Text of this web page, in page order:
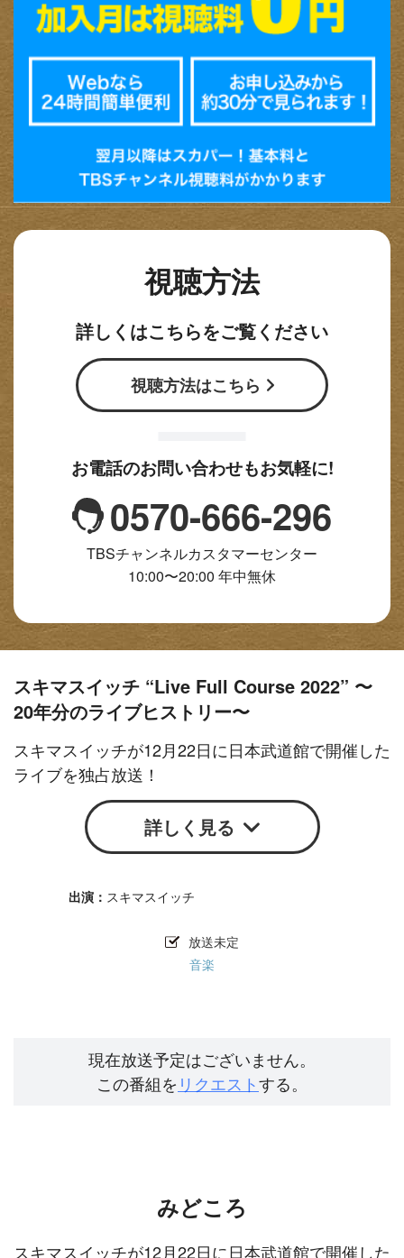
視聴方法
詳しくはこちらをご覧ください
視聴方法はこちら
お電話のお問い合わせもお気軽に!
0570-666-296
TBSチャンネルカスタマーセンター
10:00〜20:00 年中無休
スキマスイッチ “Live Full Course 2022” 〜
20年分のライブヒストリー〜
スキマスイッチが12月22日に日本武道館で開催した
ライブを独占放送！
詳しく見る
スキマスイッチ
放送未定
音楽
現在放送予定はございません。
この番組を リクエストする。
みどころ
スキマスイッチが12月22日に日本武道館で開催した